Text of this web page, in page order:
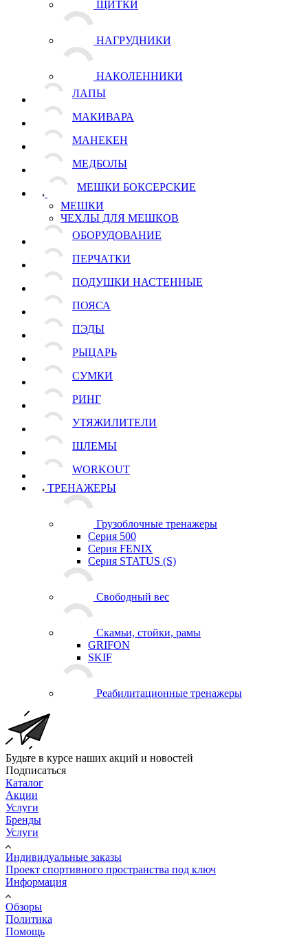
ЩИТКИ
НАГРУДНИКИ
НАКОЛЕННИКИ
ЛАПЫ
МАКИВАРА
МАНЕКЕН
МЕДБОЛЫ
МЕШКИ БОКСЕРСКИЕ
МЕШКИ
ЧЕХЛЫ ДЛЯ МЕШКОВ
ОБОРУДОВАНИЕ
ПЕРЧАТКИ
ПОДУШКИ НАСТЕННЫЕ
ПОЯСА
ПЭДЫ
РЫЦАРЬ
СУМКИ
РИНГ
УТЯЖИЛИТЕЛИ
ШЛЕМЫ
WORKOUT
ТРЕНАЖЕРЫ
Грузоблочные тренажеры
Серия 500
Серия FENIX
Серия STATUS (S)
Свободный вес
Скамьи, стойки, рамы
GRIFON
SKIF
Реабилитационные тренажеры
Будьте в курсе наших акций и новостей
Подписаться
Каталог
Акции
Услуги
Бренды
Услуги
Индивидуальные заказы
Проект спортивного пространства под ключ
Информация
Обзоры
Политика
Помощь